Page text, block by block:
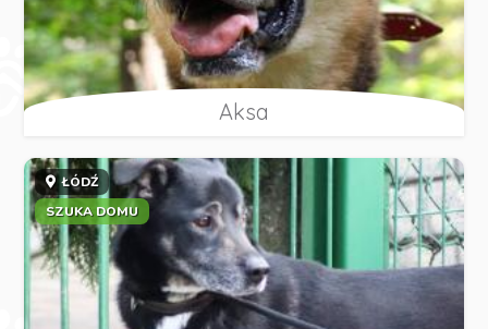
Aksa
ŁÓDŹ
SZUKA DOMU